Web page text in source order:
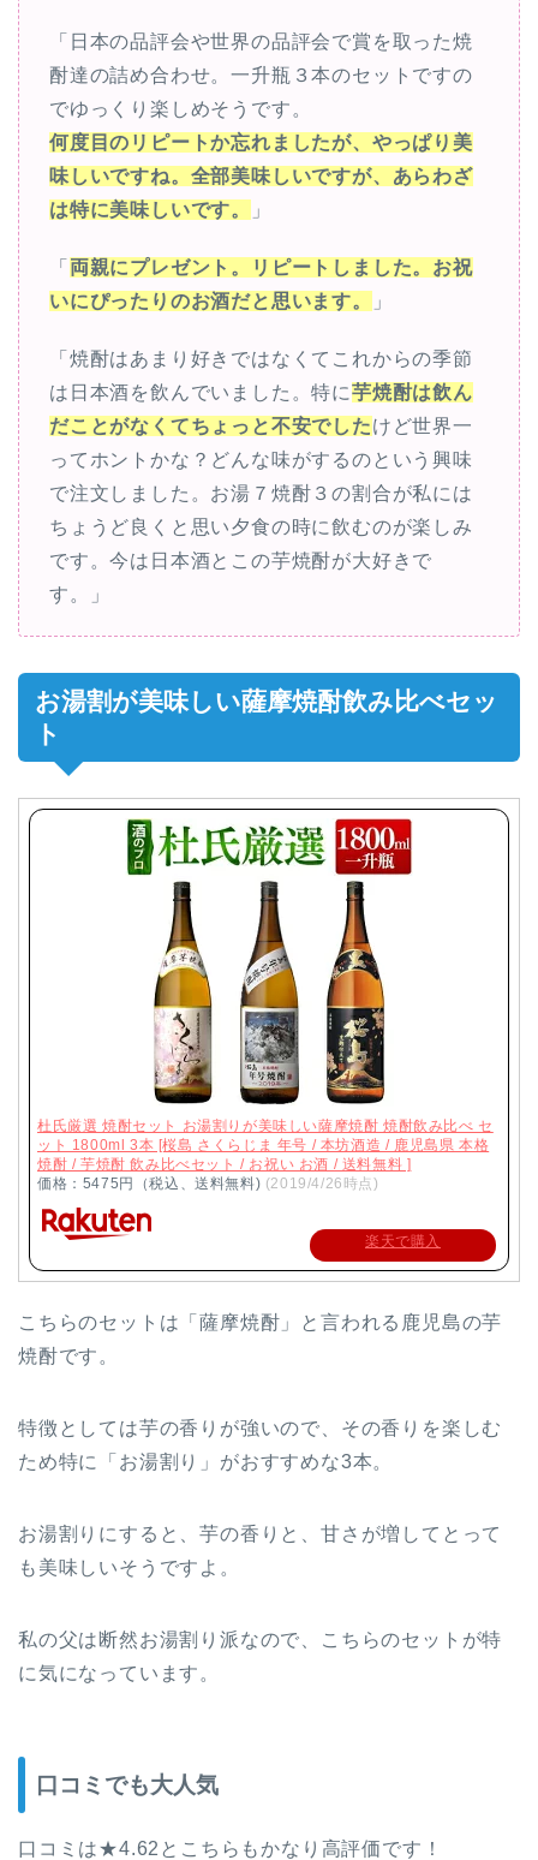
「日本の品評会や世界の品評会で賞を取った焼
酎達の詰め合わせ。一升瓶３本のセットですの
でゆっくり楽しめそうです。
何度目のリピートか忘れましたが、やっぱり美
味しいですね。全部美味しいですが、あらわざ
は特に美味しいです。
」
「 両親にプレゼント。リピートしました。お祝
いにぴったりのお酒だと思います。
」
「焼酎はあまり好きではなくてこれからの季節
は日本酒を飲んでいました。特に芋焼酎は飲ん
だことがなくてちょっと不安でしたけど世界一
ってホントかな？どんな味がするのという興味
で注文しました。お湯７焼酎３の割合が私には
ちょうど良くと思い夕食の時に飲むのが楽しみ
です。今は日本酒とこの芋焼酎が大好きで
す。」
お湯割が美味しい薩摩焼酎飲み比べセッ
ト
杜氏厳選 焼酎セット お湯割りが美味しい薩摩焼酎 焼酎飲み比べ セ
ット 1800ml 3本 [桜島 さくらじま 年号 / 本坊酒造 / 鹿児島県 本格
焼酎 / 芋焼酎 飲み比べセット / お祝い お酒 / 送料無料 ]
価格：5475円（税込、送料無料) (2019/4/26時点)
楽天で購入
こちらのセットは「薩摩焼酎」と言われる鹿児島の芋
焼酎です。
特徴としては芋の香りが強いので、その香りを楽しむ
ため特に「お湯割り」がおすすめな3本。
お湯割りにすると、芋の香りと、甘さが増してとって
も美味しいそうですよ。
私の父は断然お湯割り派なので、こちらのセットが特
に気になっています。
口コミでも大人気
口コミは★4.62とこちらもかなり高評価です！